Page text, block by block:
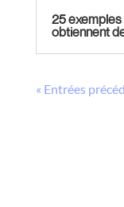
25
obtiennent
« Entrées